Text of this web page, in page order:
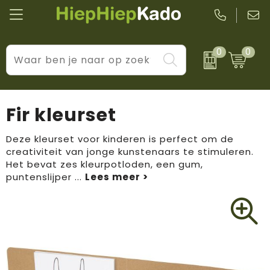
0 0
Kantoor & schrijfwaren
Tassen & reizen
Huis, tuin & keuken
Sport & vrije tijd
Levensstijl
BIC
Brandflavours
Camelbak
LogoSeat
Fir kleurset
Deze kleurset voor kinderen is perfect om de
creativiteit van jonge kunstenaars te stimuleren.
Het bevat zes kleurpotloden, een gum,
puntenslijper ...